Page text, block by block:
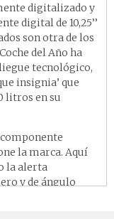
digitalizado y
digital de 10,25’’
son otra de los
del Año ha
tecnológico,
insignia’ que
litros en su
la marca. Aquí
la alerta
y de ángulo